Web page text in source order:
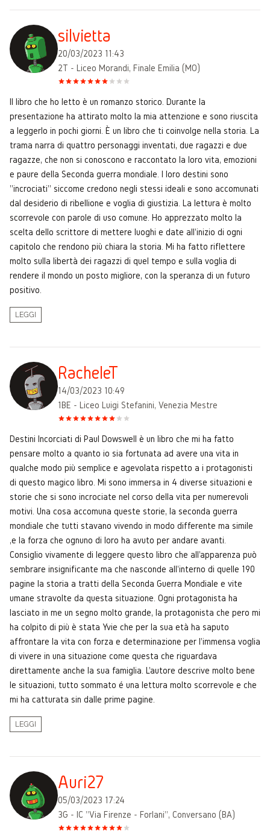
silvietta
20/03/2023 11:43
2T - Liceo Morandi, Finale Emilia (MO)
Il libro che ho letto è un romanzo storico. Durante la
presentazione ha attirato molto la mia attenzione e sono riuscita
a leggerlo in pochi giorni. È un libro che ti coinvolge nella storia. La
trama narra di quattro personaggi inventati, due ragazzi e due
ragazze, che non si conoscono e raccontato la loro vita, emozioni
e paure della Seconda guerra mondiale. I loro destini sono
"incrociati" siccome credono negli stessi ideali e sono accomunati
dal desiderio di ribellione e voglia di giustizia. La lettura è molto
scorrevole con parole di uso comune. Ho apprezzato molto la
scelta dello scrittore di mettere luoghi e date all'inizio di ogni
capitolo che rendono più chiara la storia. Mi ha fatto riflettere
molto sulla libertà dei ragazzi di quel tempo e sulla voglia di
rendere il mondo un posto migliore, con la speranza di un futuro
positivo.
LEGGI
RacheleT
14/03/2023 10:49
1BE - Liceo Luigi Stefanini, Venezia Mestre
Destini Incorciati di Paul Dowswell è un libro che mi ha fatto
pensare molto a quanto io sia fortunata ad avere una vita in
qualche modo più semplice e agevolata rispetto a i protagonisti
di questo magico libro. Mi sono immersa in 4 diverse situazioni e
storie che si sono incrociate nel corso della vita per numerevoli
motivi. Una cosa accomuna queste storie, la seconda guerra
mondiale che tutti stavano vivendo in modo differente ma simile
,e la forza che ognuno di loro ha avuto per andare avanti.
Consiglio vivamente di leggere questo libro che all'apparenza può
sembrare insignificante ma che nasconde all'interno di quelle 190
pagine la storia a tratti della Seconda Guerra Mondiale e vite
umane stravolte da questa situazione. Ogni protagonista ha
lasciato in me un segno molto grande, la protagonista che pero mi
ha colpito di più è stata Yvie che per la sua età ha saputo
affrontare la vita con forza e determinazione per l'immensa voglia
di vivere in una situazione come questa che riguardava
direttamente anche la sua famiglia. L'autore descrive molto bene
le situazioni, tutto sommato é una lettura molto scorrevole e che
mi ha catturata sin dalle prime pagine.
LEGGI
Auri27
05/03/2023 17:24
3G - IC "Via Firenze - Forlani", Conversano (BA)